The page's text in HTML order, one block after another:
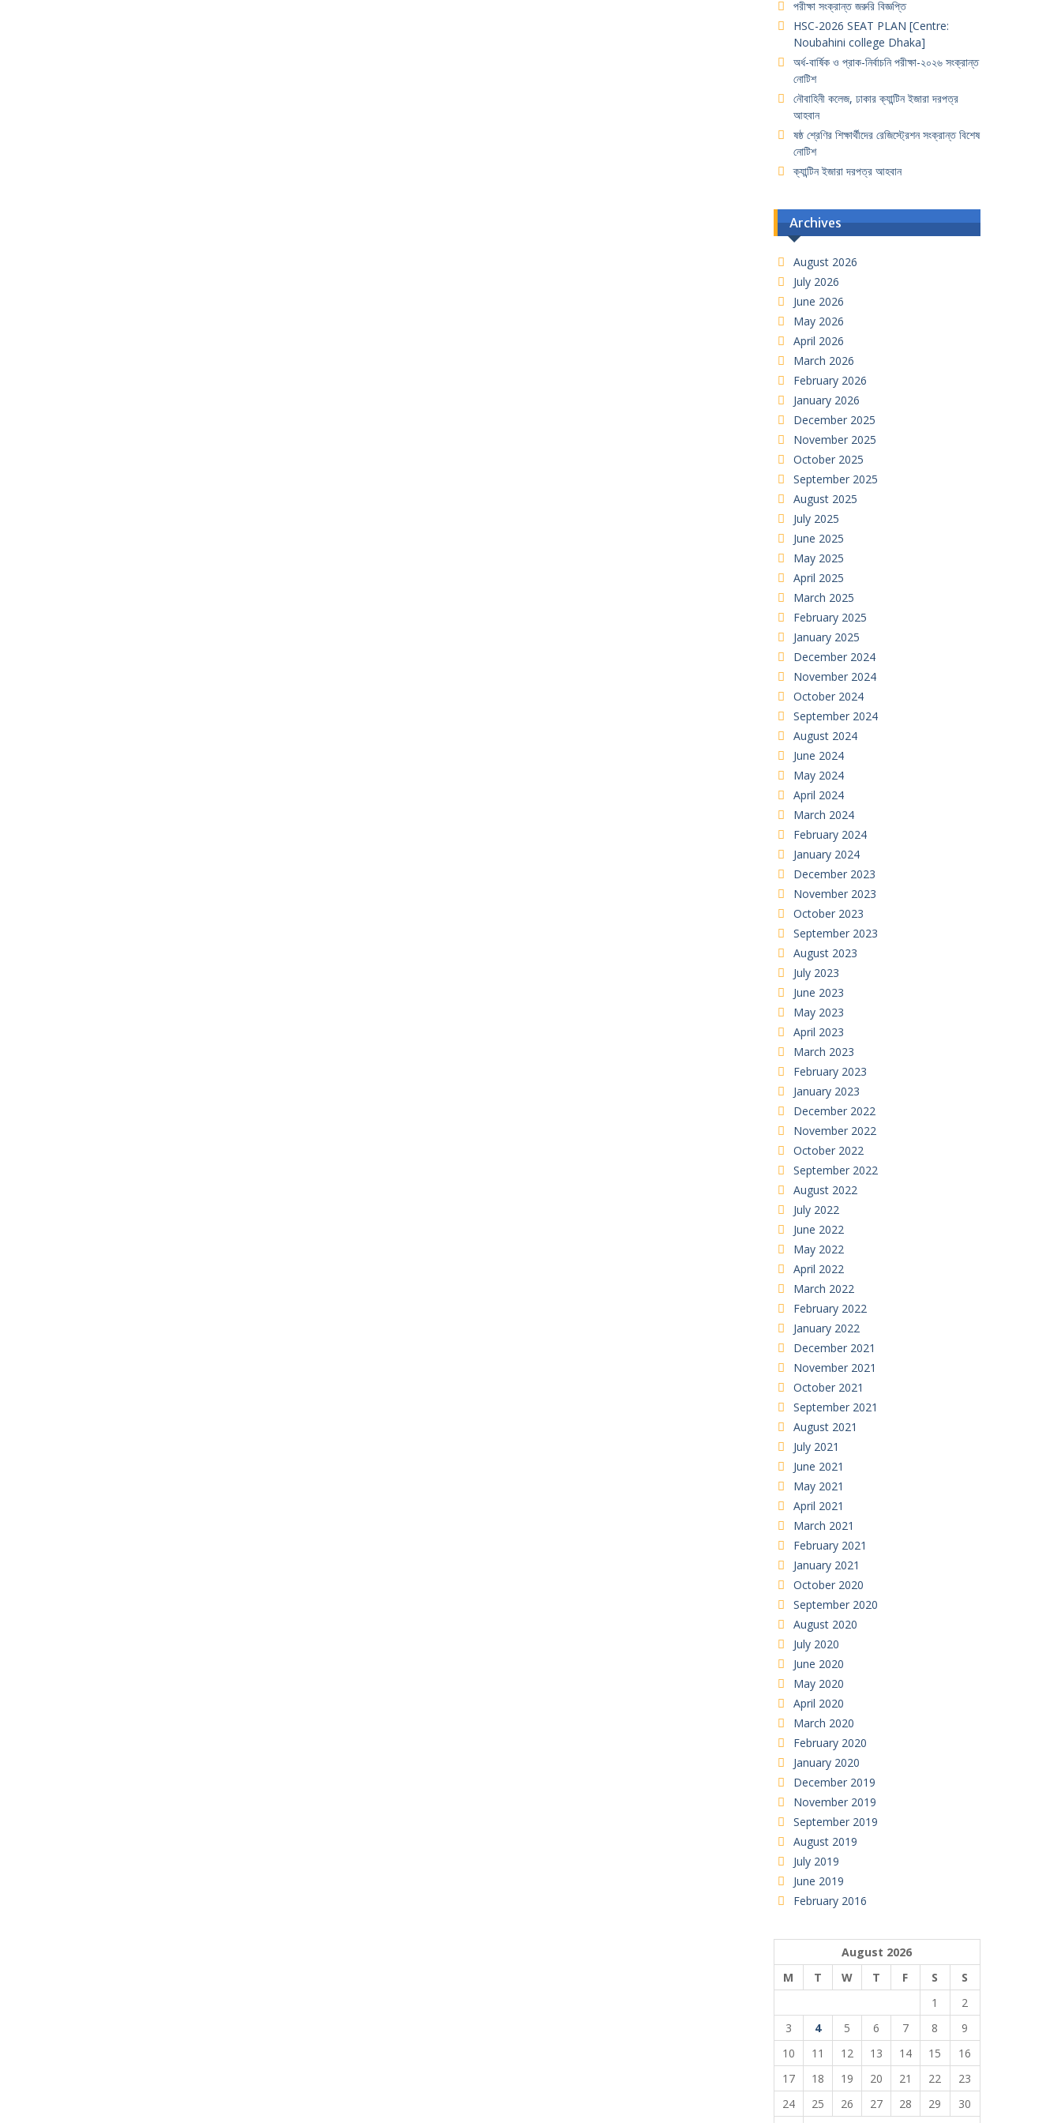
পরীক্ষা সংক্রান্ত জরুরি বিজ্ঞপ্তি
HSC-2026 SEAT PLAN [Centre:
Noubahini college Dhaka]
অর্ধ-বার্ষিক ও প্রাক-নির্বাচনি পরীক্ষা-২০২৬ সংক্রান্ত
নোটিশ
নৌবাহিনী কলেজ, ঢাকার ক্যান্টিন ইজারা দরপত্র
আহবান
ষষ্ঠ শ্রেণির শিক্ষার্থীদের রেজিস্ট্রেশন সংক্রান্ত বিশেষ
নোটিশ
ক্যান্টিন ইজারা দরপত্র আহবান
Archives
August 2026
July 2026
June 2026
May 2026
April 2026
March 2026
February 2026
January 2026
December 2025
November 2025
October 2025
September 2025
August 2025
July 2025
June 2025
May 2025
April 2025
March 2025
February 2025
January 2025
December 2024
November 2024
October 2024
September 2024
August 2024
June 2024
May 2024
April 2024
March 2024
February 2024
January 2024
December 2023
November 2023
October 2023
September 2023
August 2023
July 2023
June 2023
May 2023
April 2023
March 2023
February 2023
January 2023
December 2022
November 2022
October 2022
September 2022
August 2022
July 2022
June 2022
May 2022
April 2022
March 2022
February 2022
January 2022
December 2021
November 2021
October 2021
September 2021
August 2021
July 2021
June 2021
May 2021
April 2021
March 2021
February 2021
January 2021
October 2020
September 2020
August 2020
July 2020
June 2020
May 2020
April 2020
March 2020
February 2020
January 2020
December 2019
November 2019
September 2019
August 2019
July 2019
June 2019
February 2016
August 2026
M
T W T F S
S
1
2
3
4 5 6 7 8
9
10
11 12 13 14 15
16
17
18 19 20 21 22
23
24
25 26 27 28 29
30